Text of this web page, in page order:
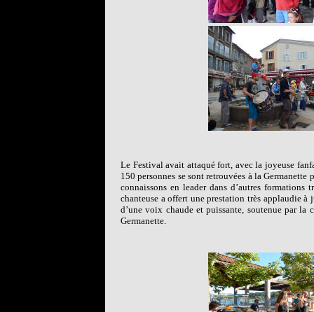
Le Festival avait attaqué fort, avec la joyeuse
150 personnes se sont retrouvées à la
connaissons en leader dans d’autres
chanteuse a offert une prestation très applaudie
d’une voix chaude et puissante, soutenue par
Germanette.